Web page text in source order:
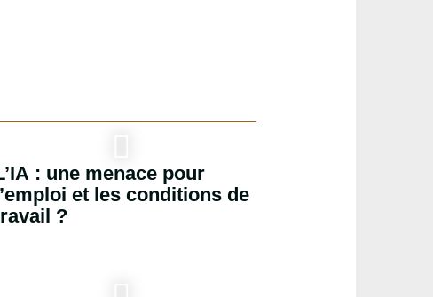
: une menace pour
et les conditions de
?